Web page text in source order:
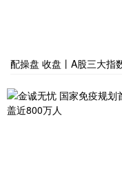
配操盘 收盘丨A股三大指